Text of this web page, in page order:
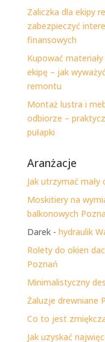
Zaliczka dla ekipy
zabezpieczyć
finansowych
Kupować
ekipę – jak
remontu
Montaż lustra i
odbiorze –
pułapki
Aranżacje
Jak utrzymać
Moskitiery na
balkonowych
Darek - hydraulik
Rolety do okien
Poznań
Minimalistyczny
Żaluzje drewniane
Co to jest
Jak uzyskać